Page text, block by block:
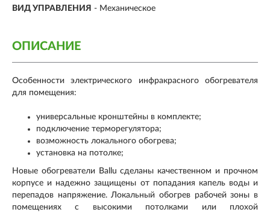
ВИД УПРАВЛЕНИЯ - Механическое
ОПИСАНИЕ
Особенности электрического инфракрасного обогревателя
для помещения:
универсальные кронштейны в комплекте;
подключение терморегулятора;
возможность локального обогрева;
установка на потолке;
Новые обогреватели Ballu сделаны качественном и прочном
корпусе и надежно защищены от попадания капель воды и
перепадов напряжение. Локальный обогрев рабочей зоны в
помещениях с высокими потолками или плохой